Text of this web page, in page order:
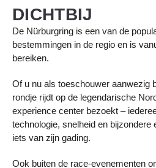
DICHTBIJ
De Nürburgring is een van de
bestemmingen in de regio en is
bereiken.
Of u nu als toeschouwer aanwezig
rondje rijdt op de legendarische
experience center bezoekt –
technologie, snelheid en bijzondere
iets van zijn gading.
Ook buiten de race-evenementen